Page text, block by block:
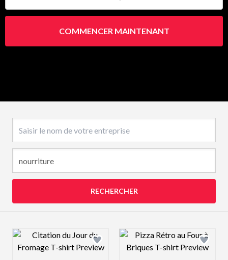
COMMENCER MAINTENANT
RECHERCHER
Design preview image Design preview